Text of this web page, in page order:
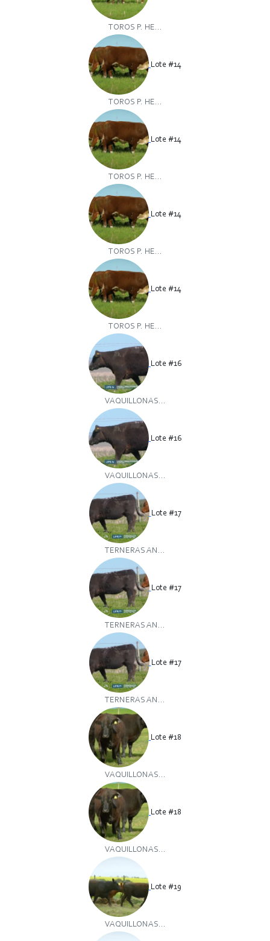
TOROS P. HE...
Lote #14
TOROS P. HE...
Lote #14
TOROS P. HE...
Lote #14
TOROS P. HE...
Lote #14
TOROS P. HE...
Lote #16
VAQUILLONAS...
Lote #16
VAQUILLONAS...
Lote #17
TERNERAS AN...
Lote #17
TERNERAS AN...
Lote #17
TERNERAS AN...
Lote #18
VAQUILLONAS...
Lote #18
VAQUILLONAS...
Lote #19
VAQUILLONAS...